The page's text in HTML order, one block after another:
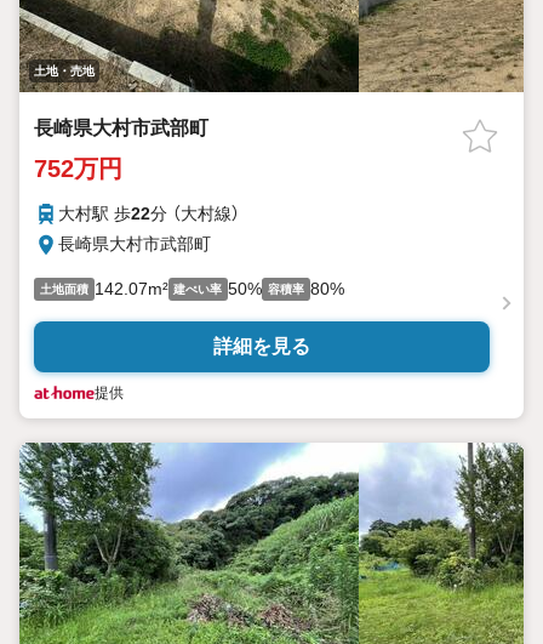
土地・売地
長崎県大村市武部町
752万円
大村駅 歩22分 （大村線）
長崎県大村市武部町
土地面積 142.07m² 建ぺい率 50% 容積率 80%
詳細を見る
提供